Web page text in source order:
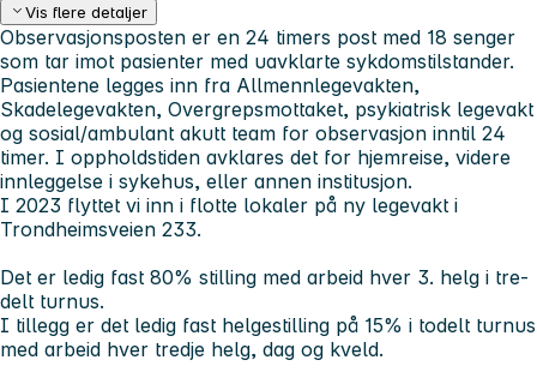
Vis flere detaljer
Observasjonsposten er en 24 timers post med 18 senger
som tar imot pasienter med uavklarte sykdomstilstander.
Pasientene legges inn fra Allmennlegevakten,
Skadelegevakten, Overgrepsmottaket, psykiatrisk legevakt
og sosial/ambulant akutt team for observasjon inntil 24
timer. I oppholdstiden avklares det for hjemreise, videre
innleggelse i sykehus, eller annen institusjon.
I 2023 flyttet vi inn i flotte lokaler på ny legevakt i
Trondheimsveien 233.
Det er ledig fast 80% stilling med arbeid hver 3. helg i tre-
delt turnus.
I tillegg er det ledig fast helgestilling på 15% i todelt turnus
med arbeid hver tredje helg, dag og kveld.